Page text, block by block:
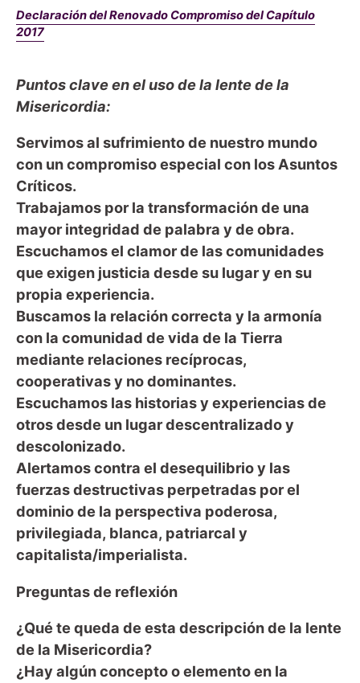
Declaración del Renovado Compromiso del Capítulo
2017
Puntos clave en el uso de la lente de la
Misericordia:
Servimos al sufrimiento de nuestro mundo
con un compromiso especial con los Asuntos
Críticos.
Trabajamos por la transformación de una
mayor integridad de palabra y de obra.
Escuchamos el clamor de las comunidades
que exigen justicia desde su lugar y en su
propia experiencia.
Buscamos la relación correcta y la armonía
con la comunidad de vida de la Tierra
mediante relaciones recíprocas,
cooperativas y no dominantes.
Escuchamos las historias y experiencias de
otros desde un lugar descentralizado y
descolonizado.
Alertamos contra el desequilibrio y las
fuerzas destructivas perpetradas por el
dominio de la perspectiva poderosa,
privilegiada, blanca, patriarcal y
capitalista/imperialista.
Preguntas de reflexión
¿Qué te queda de esta descripción de la lente
de la Misericordia?
¿Hay algún concepto o elemento en la